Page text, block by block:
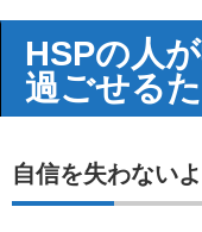
HSPの人
過ごせる
自信を失わない